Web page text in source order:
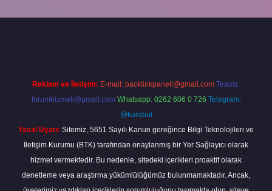
Reklam ve İletişim: E-mail: backlinkpaneli@gmail.com Teams:
forumhizmeti@gmail.com Whatsapp: 0262 606 0 726 Telegram:
@karabul
Yasal Uyarı: Sitemiz, 5651 Sayılı Kanun gereğince Bilgi Teknolojileri ve
İletişim Kurumu (BTK) tarafından onaylanmış bir Yer Sağlayıcı olarak
hizmet vermektedir. Bu nedenle, sitedeki içerikleri proaktif olarak
denetleme veya araştırma yükümlülüğümüz bulunmamaktadır. Ancak,